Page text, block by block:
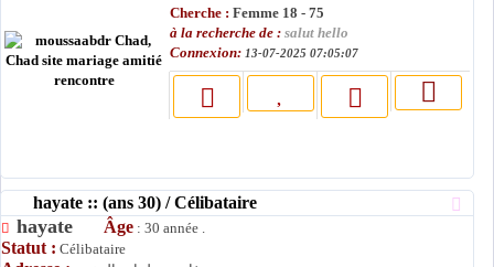
Cherche : Femme 18 - 75
à la recherche de : salut hello
Connexion: 13-07-2025 07:05:07
hayate :: (ans 30) / Célibataire
hayate Âge : 30 année .
Statut : Célibataire